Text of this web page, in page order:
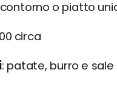
o piatto
circa
patate, burro e sale